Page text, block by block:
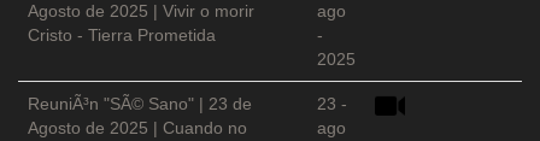
Agosto de 2025 | Vivir o morir
Cristo - Tierra Prometida
ago
-
2025
ReuniÃ³n "SÃ© Sano" | 23 de
Agosto de 2025 | Cuando no
23 -
ago